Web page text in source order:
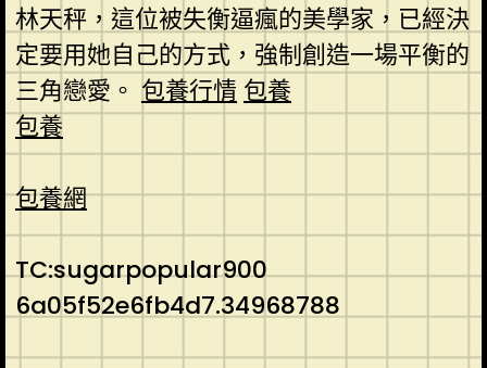
林天秤，這位被失衡逼瘋的美學家，已經決
定要用她自己的方式，強制創造一場平衡的
三角戀愛。 包養行情 包養
包養
包養網
TC:sugarpopular900
6a05f52e6fb4d7.34968788